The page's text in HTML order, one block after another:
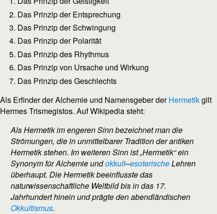
Das Prinzip der Entsprechung
Das Prinzip der Schwingung
Das Prinzip der Polarität
Das Prinzip des Rhythmus
Das Prinzip von Ursache und Wirkung
Das Prinzip des Geschlechts
Als Erfinder der Alchemie und Namensgeber derHermetikgilt
Hermes Trismegistos. Auf Wikipedia steht:
AlsHermetikim engeren Sinn bezeichnet man die
Strömungen, die in unmittelbarer Tradition der antiken
Hermetik stehen. Im weiteren Sinn ist „Hermetik“ ein
Synonym für Alchemie undokkult–esoterischeLehren
überhaupt. Die Hermetik beeinflusste das
naturwissenschaftliche Weltbild bis in das 17.
Jahrhundert hinein und prägte den abendländischen
Okkultismus.